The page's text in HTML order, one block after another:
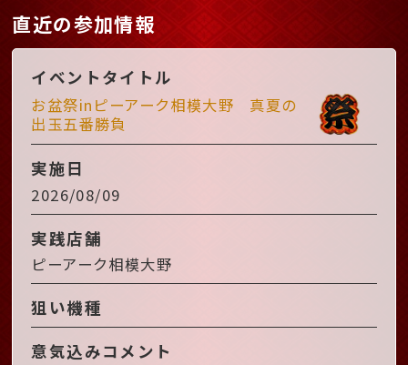
直近の参加情報
イベントタイトル
お盆祭inピーアーク相模大野 真夏の
出玉五番勝負
実施日
2026/08/09
実践店舗
ピーアーク相模大野
狙い機種
意気込みコメント